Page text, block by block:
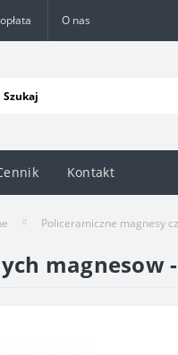
O nas
Kontakt
Policeramiczne magnesy
magnesow